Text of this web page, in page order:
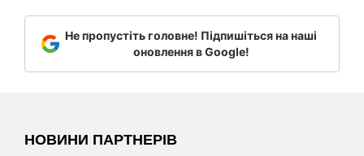
Не пропустіть головне! Підпишіться на наші
оновлення в Google!